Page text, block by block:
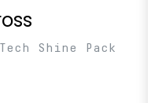
Shine Pack